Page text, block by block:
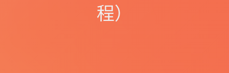
程）